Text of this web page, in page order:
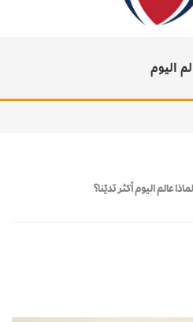
اليوم
لماذا عالم اليوم أكثر تديّنا؟